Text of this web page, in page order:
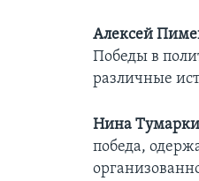
Алексей
Победы в
различные
Нина
победа,